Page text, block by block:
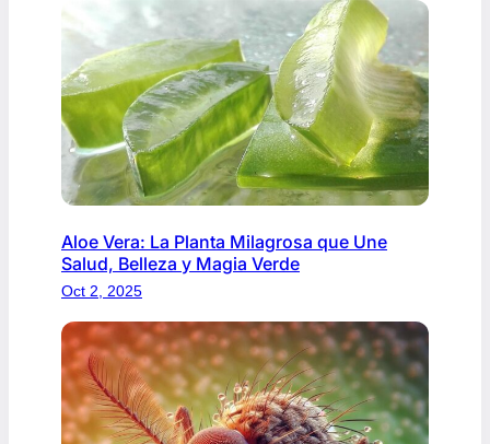
Aloe Vera: La Planta Milagrosa que Une
Salud, Belleza y Magia Verde
Oct 2, 2025